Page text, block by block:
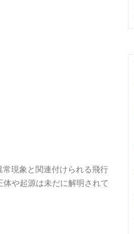
現象と関連付けられる飛行
や起源は未だに解明されて